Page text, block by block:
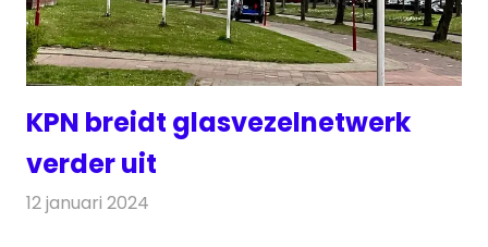
KPN breidt glasvezelnetwerk
verder uit
12 januari 2024